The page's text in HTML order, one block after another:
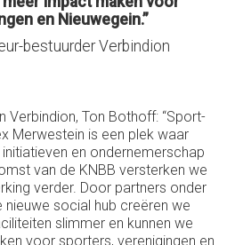
en Nieuwegein.”
bestuurder Verbindion
Verbindion, Ton Bothoff: “Sport-
Merwestein is een plek waar
en ondernemerschap
van de KNBB versterken we
verder. Door partners onder
nieuwe social hub creëren we
slimmer en kunnen we
voor sporters, verenigingen en